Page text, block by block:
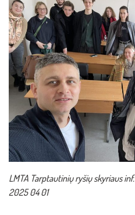
LMTA Tarptautinių ryšių skyriaus inf.
2025 04 01